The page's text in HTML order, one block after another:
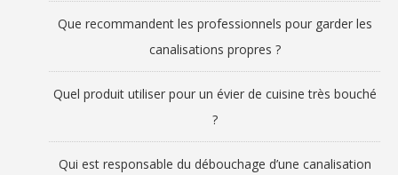
Que recommandent les professionnels pour garder les
canalisations propres ?
Quel produit utiliser pour un évier de cuisine très bouché
?
Qui est responsable du débouchage d’une canalisation